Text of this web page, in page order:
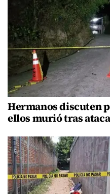
Hermanos discuten
ellos murió tras